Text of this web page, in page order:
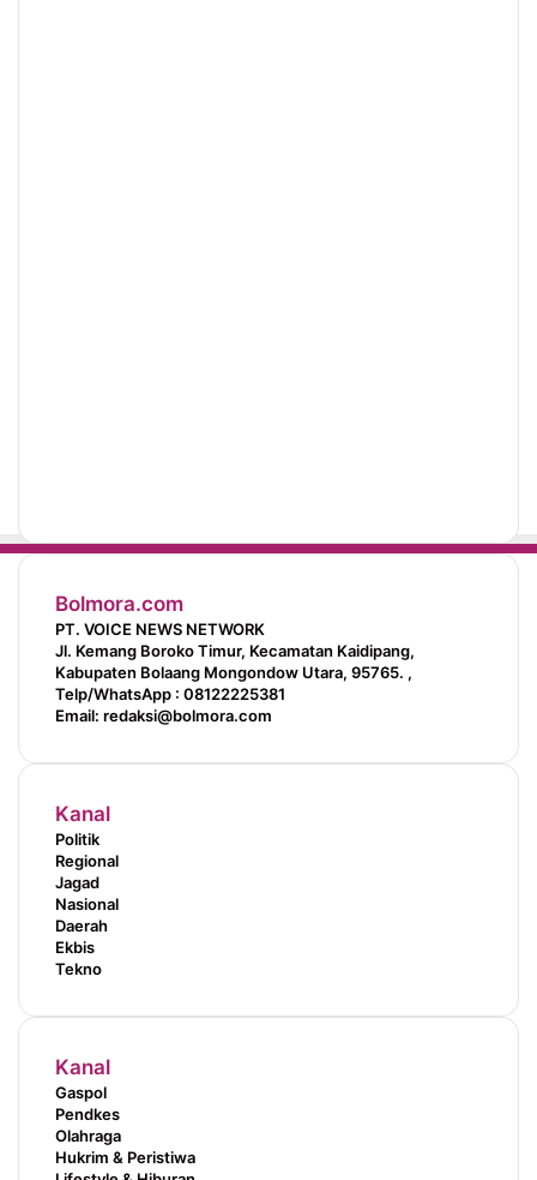
Bolmora.com
PT. VOICE NEWS NETWORK
Jl. Kemang Boroko Timur, Kecamatan Kaidipang,
Kabupaten Bolaang Mongondow Utara, 95765. ,
Telp/WhatsApp : 08122225381
Email: redaksi@bolmora.com
Kanal
Politik
Regional
Jagad
Nasional
Daerah
Ekbis
Tekno
Kanal
Gaspol
Pendkes
Olahraga
Hukrim & Peristiwa